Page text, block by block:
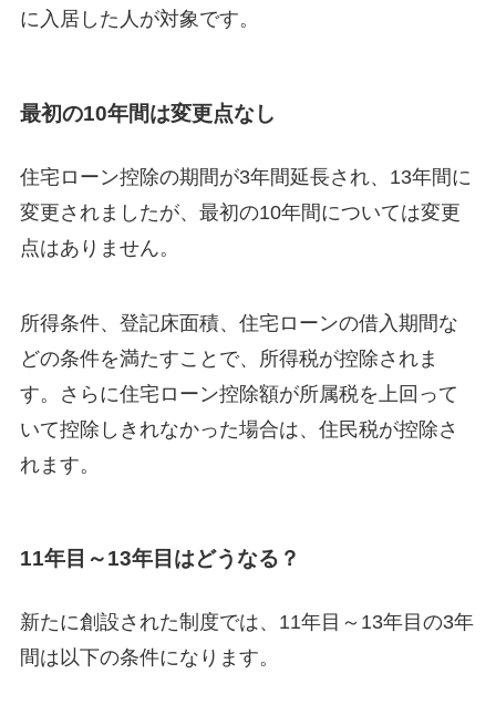
に入居した人が対象です。
最初の10年間は変更点なし
住宅ローン控除の期間が3年間延長され、13年間に
変更されましたが、最初の10年間については変更
点はありません。
所得条件、登記床面積、住宅ローンの借入期間な
どの条件を満たすことで、所得税が控除されま
す。さらに住宅ローン控除額が所属税を上回って
いて控除しきれなかった場合は、住民税が控除さ
れます。
11年目～13年目はどうなる？
新たに創設された制度では、11年目～13年目の3年
間は以下の条件になります。